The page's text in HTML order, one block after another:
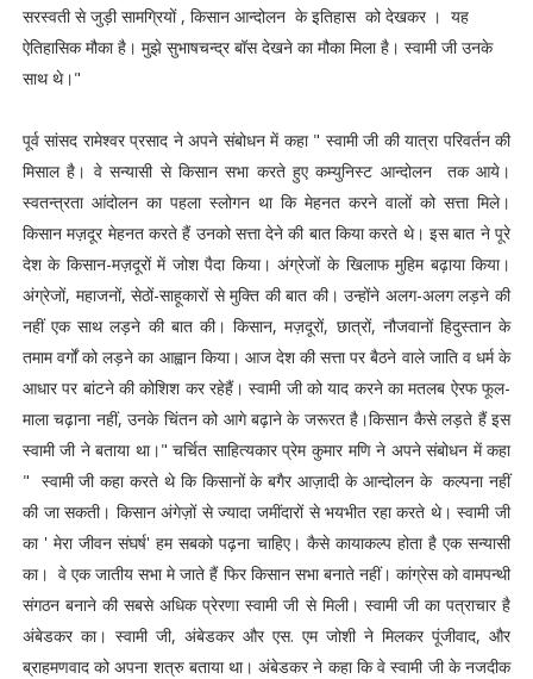
सरस्वती से जुड़ी सामग्रियों , किसान आन्दोलन के इतिहास को देखकर । यह
ऐतिहासिक मौका है। मुझे सुभाषचन्द्र बॉस देखने का मौका मिला है। स्वामी जी उनके
साथ थे।"
पूर्व सांसद रामेश्वर प्रसाद ने अपने संबोधन में कहा " स्वामी जी की यात्रा परिवर्तन की
मिसाल है। वे सन्यासी से किसान सभा करते हुए कम्युनिस्ट आन्दोलन तक आये।
स्वतन्त्रता आंदोलन का पहला स्लोगन था कि मेहनत करने वालों को सत्ता मिले।
किसान मज़दूर मेहनत करते हैं उनको सत्ता देने की बात किया करते थे। इस बात ने पूरे
देश के किसान-मज़दूरों में जोश पैदा किया। अंग्रेजों के खिलाफ मुहिम बढ़ाया किया।
अंग्रेजों, महाजनों, सेठों-साहूकारों से मुक्ति की बात की। उन्होंने अलग-अलग लड़ने की
नहीं एक साथ लड़ने की बात की। किसान, मज़दूरों, छात्रों, नौजवानों हिदुस्तान के
तमाम वर्गों को लड़ने का आह्वान किया। आज देश की सत्ता पर बैठने वाले जाति व धर्म के
आधार पर बांटने की कोशिश कर रहेहैं। स्वामी जी को याद करने का मतलब ऐरफ फूल-
माला चढ़ाना नहीं, उनके चिंतन को आगे बढ़ाने के जरूरत है।किसान कैसे लड़ते हैं इस
स्वामी जी ने बताया था।" चर्चित साहित्यकार प्रेम कुमार मणि ने अपने संबोधन में कहा
" स्वामी जी कहा करते थे कि किसानों के बगैर आज़ादी के आन्दोलन के कल्पना नहीं
की जा सकती। किसान अंगेज़ों से ज्यादा जमींदारों से भयभीत रहा करते थे। स्वामी जी
का ' मेरा जीवन संघर्ष' हम सबको पढ़ना चाहिए। कैसे कायाकल्प होता है एक सन्यासी
का। वे एक जातीय सभा मे जाते हैं फिर किसान सभा बनाते नहीं। कांग्रेस को वामपन्थी
संगठन बनाने की सबसे अधिक प्रेरणा स्वामी जी से मिली। स्वामी जी का पत्राचार है
अंबेडकर का। स्वामी जी, अंबेडकर और एस. एम जोशी ने मिलकर पूंजीवाद, और
ब्राहमणवाद को अपना शत्रु बताया था। अंबेडकर ने कहा कि वे स्वामी जी के नजदीक